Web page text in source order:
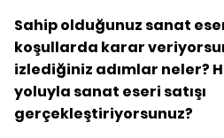
Sahip olduğunuz sanat
koşullarda karar
izlediğiniz adımlar neler?
yoluyla sanat eseri satışı
gerçekleştiriyorsunuz?